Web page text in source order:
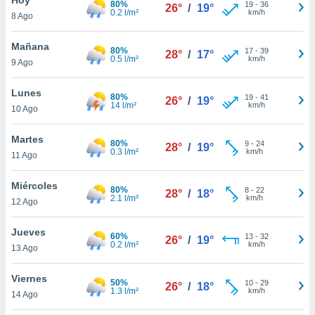
en
más
nuestra
de
cookies
aceptar
8 Ago
80%
0.2 l/m²
26° / 19° 19- 36
km/h
Mañana
9 Ago
80%
0.5 l/m²
28° / 17° 17- 39
km/h
Lunes
10 Ago
80%
14 l/m²
26° / 19° 19- 41
km/h
Martes
11 Ago
80%
0.3 l/m²
28° / 19° 9- 24
km/h
Miércoles
12 Ago
80%
2.1 l/m²
28° / 18° 8- 22
km/h
Jueves
13 Ago
60%
0.2 l/m²
26° / 19° 13- 32
km/h
Viernes
14 Ago
50%
1.3 l/m²
26° / 18° 10- 29
km/h